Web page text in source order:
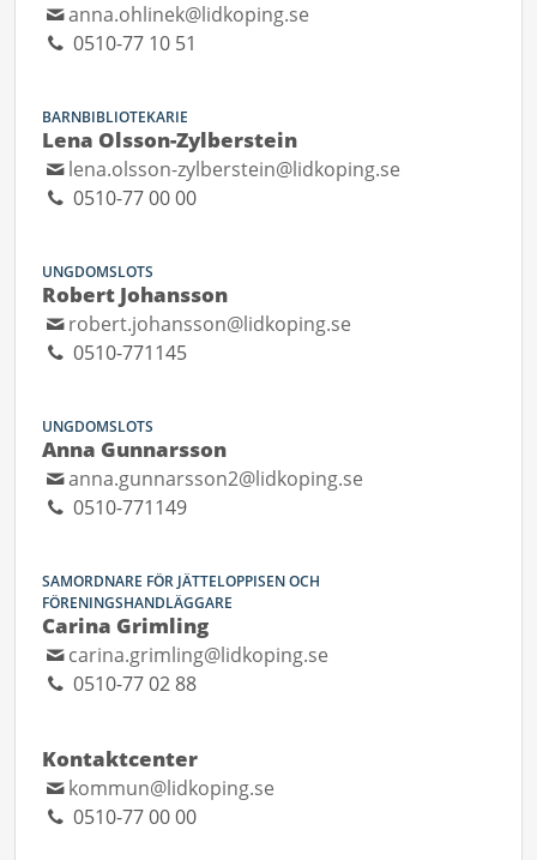
anna.ohlinek@lidkoping.se
0510-77 10 51
BARNBIBLIOTEKARIE
Lena Olsson-Zylberstein
lena.olsson-zylberstein@lidkoping.se
0510-77 00 00
UNGDOMSLOTS
Robert Johansson
robert.johansson@lidkoping.se
0510-771145
UNGDOMSLOTS
Anna Gunnarsson
anna.gunnarsson2@lidkoping.se
0510-771149
SAMORDNARE FÖR JÄTTELOPPISEN OCH
FÖRENINGSHANDLÄGGARE
Carina Grimling
carina.grimling@lidkoping.se
0510-77 02 88
Kontaktcenter
kommun@lidkoping.se
0510-77 00 00